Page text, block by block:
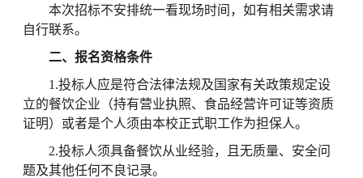
本次招标不安排统一看现场时间，如有相关需求请
自行联系。
二、报名资格条件
1.投标人应是符合法律法规及国家有关政策规定设
立的餐饮企业（持有营业执照、食品经营许可证等资质
证明）或者是个人须由本校正式职工作为担保人。
2.投标人须具备餐饮从业经验，且无质量、安全问
题及其他任何不良记录。